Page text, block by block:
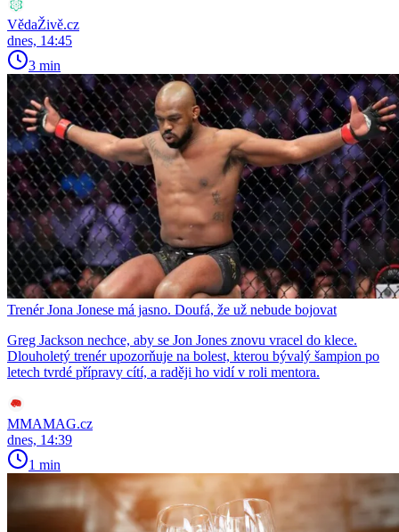
VědaŽivě.cz
dnes, 14:45
3 min
Trenér Jona Jonese má jasno. Doufá, že už nebude bojovat
Greg Jackson nechce, aby se Jon Jones znovu vracel do klece.
Dlouholetý trenér upozorňuje na bolest, kterou bývalý šampion po
letech tvrdé přípravy cítí, a raději ho vidí v roli mentora.
MMAMAG.cz
dnes, 14:39
1 min